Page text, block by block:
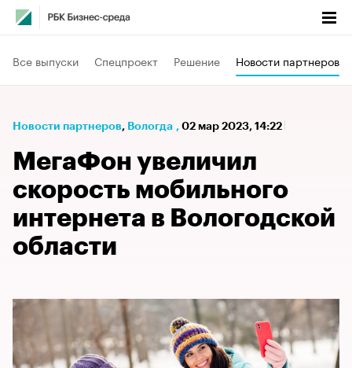
Все выпуски Спецпроект Решение Новости партнеров
Новости партнеров⁠, Вологда , 02 мар 2023, 14:22
МегаФон увеличил
скорость мобильного
интернета в Вологодской
области